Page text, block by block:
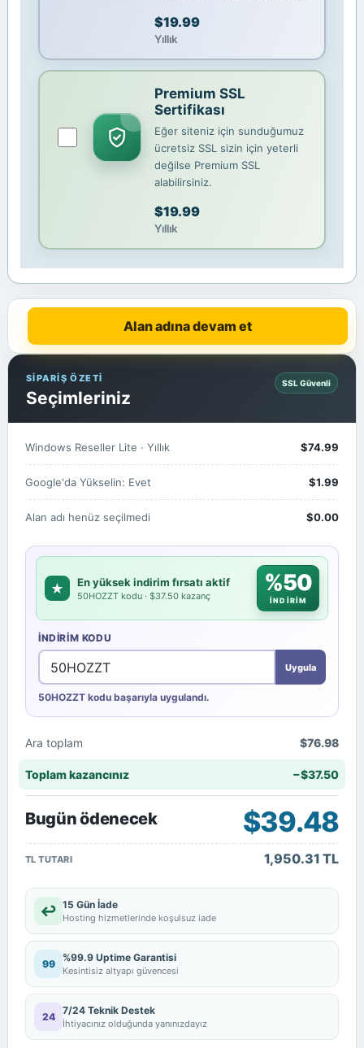
$19.99
Yıllık
Premium SSL
Sertifikası
Eğer siteniz için sunduğumuz
ücretsiz SSL sizin için yeterli
değilse Premium SSL
alabilirsiniz.
$19.99
Yıllık
Alan adına devam et
SİPARİŞ ÖZETİ
Seçimleriniz
SSL Güvenli
Windows Reseller Lite · Yıllık $74.99
Google'da Yükselin: Evet $1.99
Alan adı henüz seçilmedi $0.00
★ En yüksek indirim fırsatı aktif
50HOZZT kodu · $37.50 kazanç %50
İNDİRİM
İNDIRIM KODU
Uygula
50HOZZT kodu başarıyla uygulandı.
Ara toplam $76.98
Toplam kazancınız −$37.50
Bugün ödenecek $39.48
TL TUTARI 1,950.31 TL
↩ 15 Gün İade
Hosting hizmetlerinde koşulsuz iade
99
%99.9 Uptime Garantisi
Kesintisiz altyapı güvencesi
24
7/24 Teknik Destek
İhtiyacınız olduğunda yanınızdayız